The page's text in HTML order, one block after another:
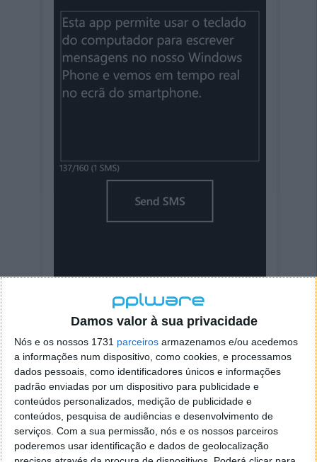
Damos valor à sua privacidade
Nós e os nossos 1731 parceiros armazenamos e/ou acedemos
a informações num dispositivo, como cookies, e processamos
dados pessoais, como identificadores únicos e informações
padrão enviadas por um dispositivo para publicidade e
conteúdos personalizados, medição de publicidade e
conteúdos, pesquisa de audiências e desenvolvimento de
serviços. Com a sua permissão, nós e os nossos parceiros
poderemos usar identificação e dados de geolocalização
Recebemos em tempo real o que se escreve
no PC
Há imensas funcionalidades, desde a escrita onde
podemos inserir símbolos eemoticons , à
possibilidade de enviar a SMS para uma só pessoa ou
para um grupo de pessoas. Além de outras
funcionalidades que poderá testar por si.